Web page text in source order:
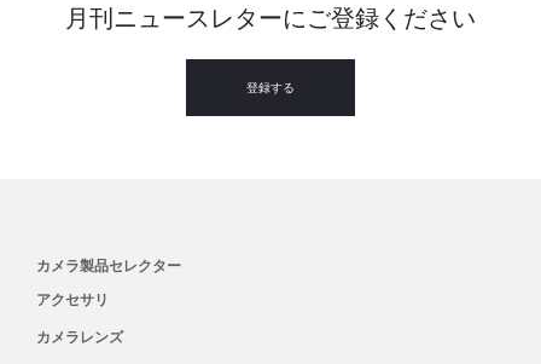
月刊ニュースレターにご登録ください
登録する
カメラ製品セレクター
アクセサリ
カメラレンズ